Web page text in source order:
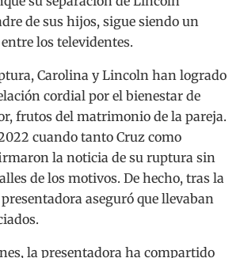
de sus hijos, sigue siendo un
los televidentes.
Carolina y Lincoln han logrado
cordial por el bienestar de
frutos del matrimonio de la pareja.
cuando tanto Cruz como
la noticia de su ruptura sin
de los motivos. De hecho, tras la
aseguró que llevaban
la presentadora ha compartido